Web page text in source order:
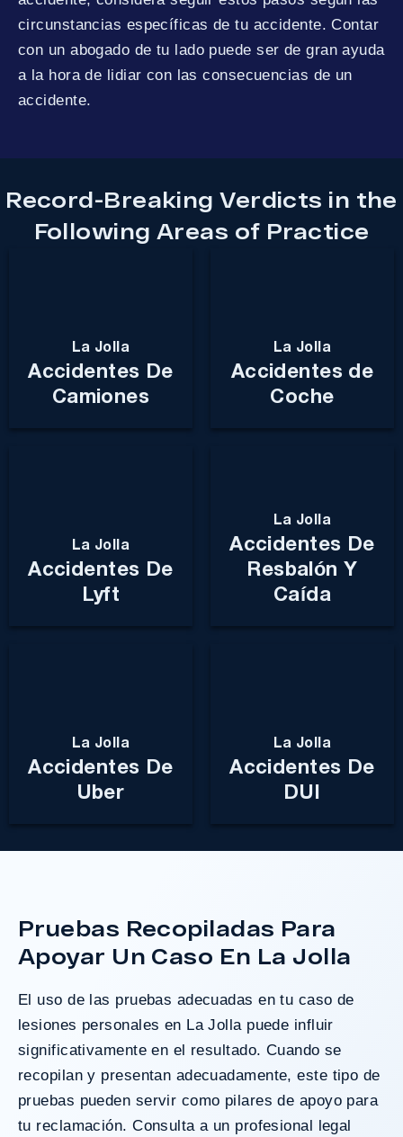
circunstancias específicas de tu accidente. Contar
con un abogado de tu lado puede ser de gran ayuda
a la hora de lidiar con las consecuencias de un
accidente.
Record-Breaking Verdicts in the
Following Areas of Practice
La Jolla
Accidentes De
Camiones
La Jolla
Accidentes de
Coche
La Jolla
Accidentes De
Lyft
La Jolla
Accidentes De
Resbalón Y
Caída
La Jolla
Accidentes De
Uber
La Jolla
Accidentes De
DUI
Pruebas Recopiladas Para
Apoyar Un Caso En La Jolla
El uso de las pruebas adecuadas en tu caso de
lesiones personales en La Jolla puede influir
significativamente en el resultado. Cuando se
recopilan y presentan adecuadamente, este tipo de
pruebas pueden servir como pilares de apoyo para
tu reclamación. Consulta a un profesional legal